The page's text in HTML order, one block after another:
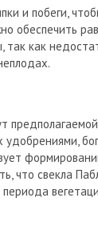
и побеги,
обеспечить
так как
удобрениями,
что свекла